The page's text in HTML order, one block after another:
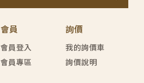
會員
會員登入
會員專區
詢價
我的詢價車
詢價說明